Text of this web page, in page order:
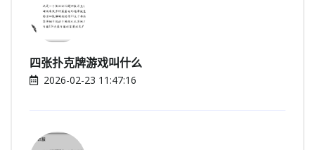
四张扑克牌游戏叫什么
2026-02-23 11:47:16